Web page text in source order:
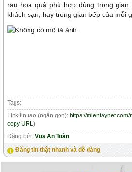
rau hoa quả phù hợp dùng trong
khách sạn, hay trong gian bếp của mỗi
Tags:
Link tin rao (ngắn gọn):https://
copy URL)
Đăng bởi:Vua An Toàn
Đăng tin thật nhanh và dễ dàng